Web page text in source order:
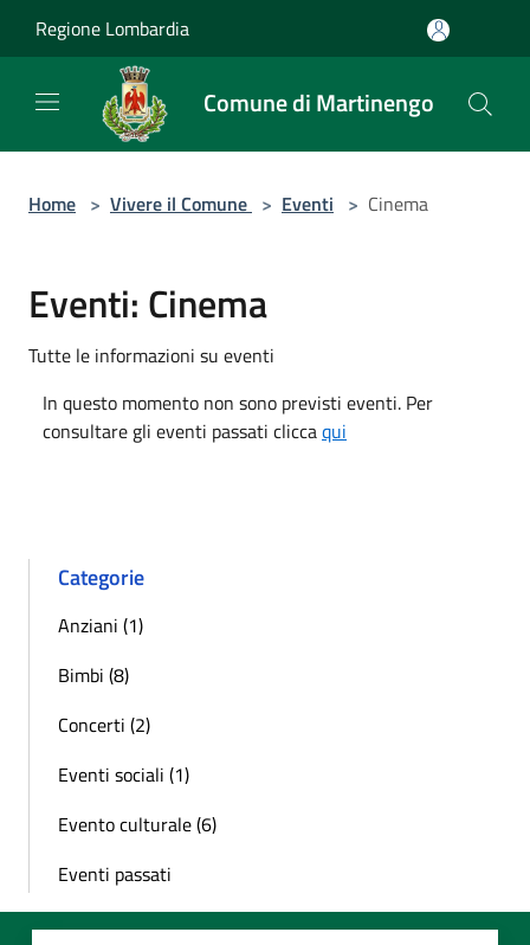
Regione Lombardia
Comune di Martinengo
Home > Vivere il Comune > Eventi > Cinema
Eventi: Cinema
Tutte le informazioni su eventi
In questo momento non sono previsti eventi. Per
consultare gli eventi passati cliccaqui
Categorie
Anziani (1)
Bimbi (8)
Concerti (2)
Eventi sociali (1)
Evento culturale (6)
Eventi passati